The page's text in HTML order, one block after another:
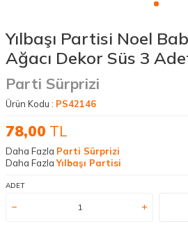
Yılbaşı Partisi Noel
Ağacı Dekor Süs 3
Parti Sürprizi
Ürün Kodu : PS42146
78,00 TL
Daha Fazla Parti Sürprizi
Daha FazlaYılbaşı Partisi
ADET